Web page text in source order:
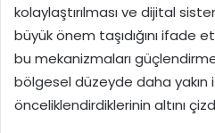
kolaylaştırılması ve dijital
büyük önem taşıdığını ifade
bu mekanizmaları
bölgesel düzeyde daha yakın
önceliklendirdiklerinin altını